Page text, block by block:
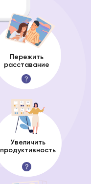
Пережить
расставание
Увеличить
продуктивность